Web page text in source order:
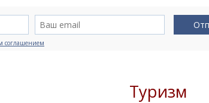
соглашением
Туризм